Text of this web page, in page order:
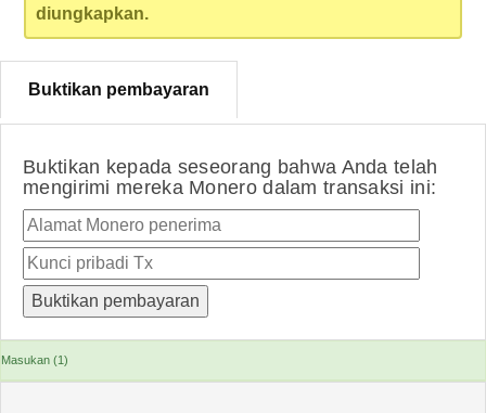
diungkapkan.
Buktikan pembayaran
Buktikan kepada seseorang bahwa Anda telah
mengirimi mereka Monero dalam transaksi ini:
Masukan (1)